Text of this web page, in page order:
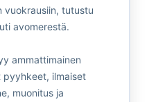
vuokrausiin, tutustu
avomerestä.
ammattimainen
pyyhkeet, ilmaiset
muonitus ja